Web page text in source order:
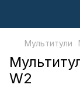
Мультитули
W2